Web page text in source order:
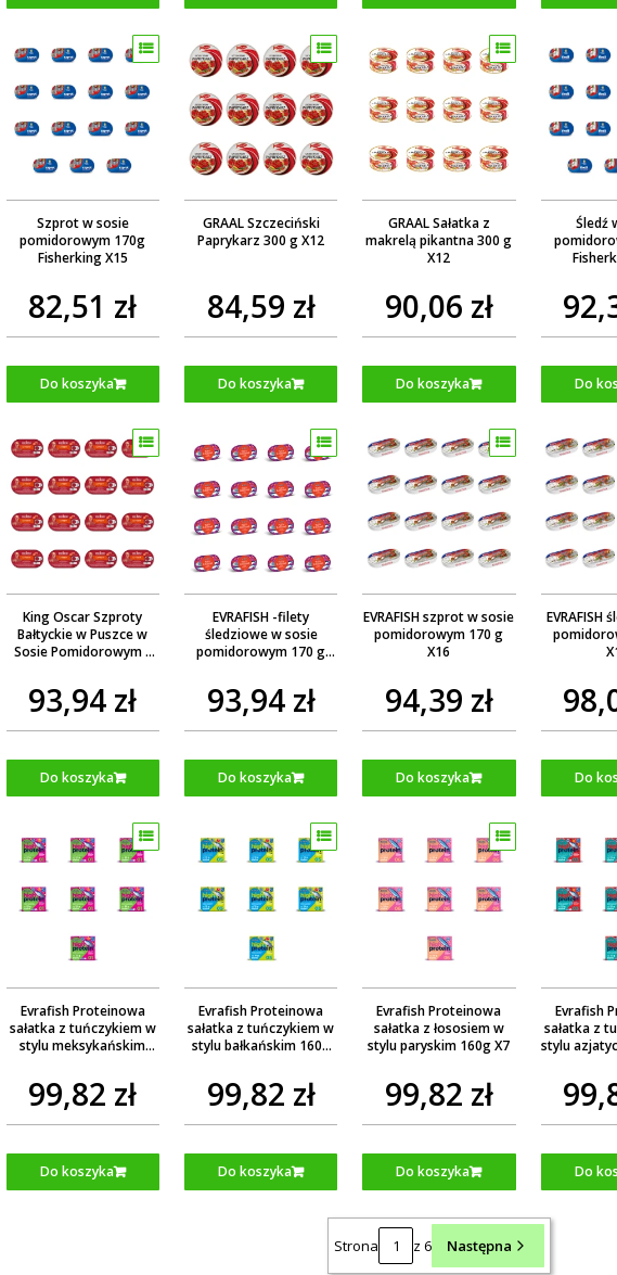
Szprot w sosie
pomidorowym 170g
Fisherking X15
82,51 zł
Do koszyka
GRAAL Szczeciński
Paprykarz 300 g X12
84,59 zł
Do koszyka
GRAAL Sałatka z
makrelą pikantna 300 g
X12
90,06 zł
Do koszyka
Śledź
Do
King Oscar Szproty
Bałtyckie w Puszce w
Sosie Pomidorowym -
93,94 zł
Do koszyka
EVRAFISH -filety
śledziowe w sosie
pomidorowym 170 g
93,94 zł
Do koszyka
EVRAFISH szprot w sosie
pomidorowym 170 g
X16
94,39 zł
Do koszyka
EVRAFISH
Do
Evrafish Proteinowa
sałatka z tuńczykiem w
stylu meksykańskim
99,82 zł
Do koszyka
Evrafish Proteinowa
sałatka z tuńczykiem w
stylu bałkańskim 160g
99,82 zł
Do koszyka
Evrafish Proteinowa
sałatka z łososiem w
stylu paryskim 160g X7
99,82 zł
Do koszyka
Evrafish
sałatka z
stylu
Do
Strona z 6 Następna